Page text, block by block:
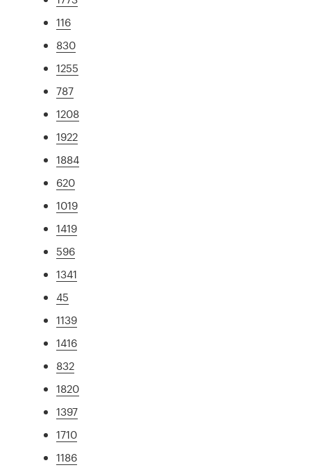
116
830
1255
787
1208
1922
1884
620
1019
1419
596
1341
45
1139
1416
832
1820
1397
1710
1186